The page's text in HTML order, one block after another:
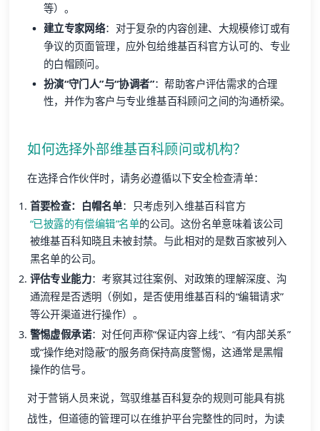
等）。
建立专家网络：对于复杂的内容创建、大规模修订或有
争议的页面管理，应外包给维基百科官方认可的、专业
的白帽顾问。
扮演“守门人”与“协调者”：帮助客户评估需求的合理
性，并作为客户与专业维基百科顾问之间的沟通桥梁。
如何选择外部维基百科顾问或机构？
在选择合作伙伴时，请务必遵循以下安全检查清单：
首要检查：白帽名单：只考虑列入维基百科官方
“已披露的有偿编辑”名单的公司。这份名单意味着该公司
被维基百科知晓且未被封禁。与此相对的是数百家被列入
黑名单的公司。
评估专业能力：考察其过往案例、对政策的理解深度、沟
通流程是否透明（例如，是否使用维基百科的“编辑请求”
等公开渠道进行操作）。
警惕虚假承诺：对任何声称“保证内容上线”、“有内部关系”
或“操作绝对隐蔽”的服务商保持高度警惕，这通常是黑帽
操作的信号。
对于营销人员来说，驾驭维基百科复杂的规则可能具有挑
战性，但道德的管理可以在维护平台完整性的同时，为读